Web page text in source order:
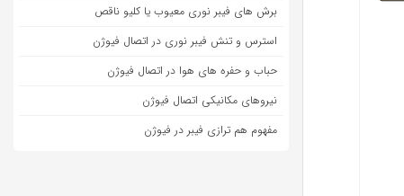
برش های فیبر نوری معیوب یا کلیو ناقص
استرس و تنش فیبر نوری در اتصال فیوژن
حباب و حفره‌ های هوا در اتصال فیوژن
نیروهای مکانیکی اتصال فیوژن
مفهوم هم ترازی فیبر در فیوژن